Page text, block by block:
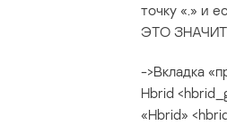
точку «.» и
ЭТО
->Вкладка
Hbrid
«Hbrid»